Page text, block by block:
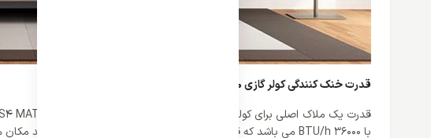
قدرت خنک کنندگی کولر گازی 36000 گری مدل S4 MATIC